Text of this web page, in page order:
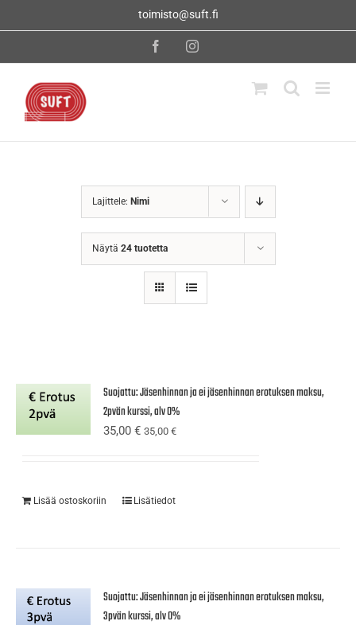
toimisto@suft.fi
FacebookInstagram
Lajittele: Nimi
Näytä 24 tuotetta
Suojattu: Jäsenhinnan ja ei jäsenhinnan erotuksen maksu,
2pvän kurssi, alv 0%
35,00€ 35,00€
Lisää ostoskoriin Lisätiedot
Suojattu: Jäsenhinnan ja ei jäsenhinnan erotuksen maksu,
3pvän kurssi, alv 0%